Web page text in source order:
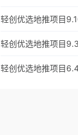
轻创优选地推项目
轻创优选地推项目
轻创优选地推项目